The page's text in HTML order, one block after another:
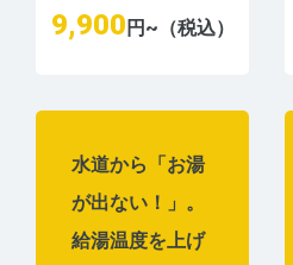
9,900 円~（税込）
水道から「お湯
が出ない！」。
給湯温度を上げ